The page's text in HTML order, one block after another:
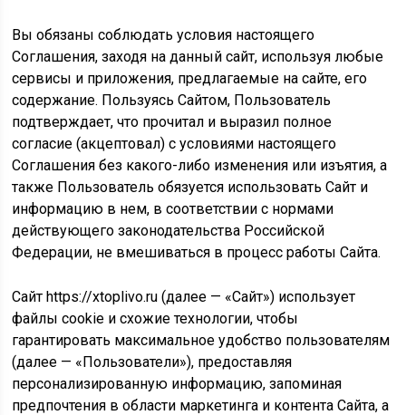
Вы обязаны соблюдать условия настоящего
Соглашения, заходя на данный сайт, используя любые
сервисы и приложения, предлагаемые на сайте, его
содержание. Пользуясь Сайтом, Пользователь
подтверждает, что прочитал и выразил полное
согласие (акцептовал) с условиями настоящего
Соглашения без какого-либо изменения или изъятия, а
также Пользователь обязуется использовать Сайт и
информацию в нем, в соответствии с нормами
действующего законодательства Российской
Федерации, не вмешиваться в процесс работы Сайта.
Сайт https://xtoplivo.ru (далее — «Сайт») использует
файлы cookie и схожие технологии, чтобы
гарантировать максимальное удобство пользователям
(далее — «Пользователи»), предоставляя
персонализированную информацию, запоминая
предпочтения в области маркетинга и контента Сайта, а